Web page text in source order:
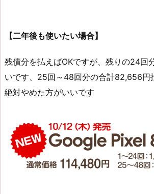
【二年後も使いたい場合】
残債分を払えばOKですが、残りの24回
いです、25回～48回分の合計82,656円
絶対やめた方がいいです